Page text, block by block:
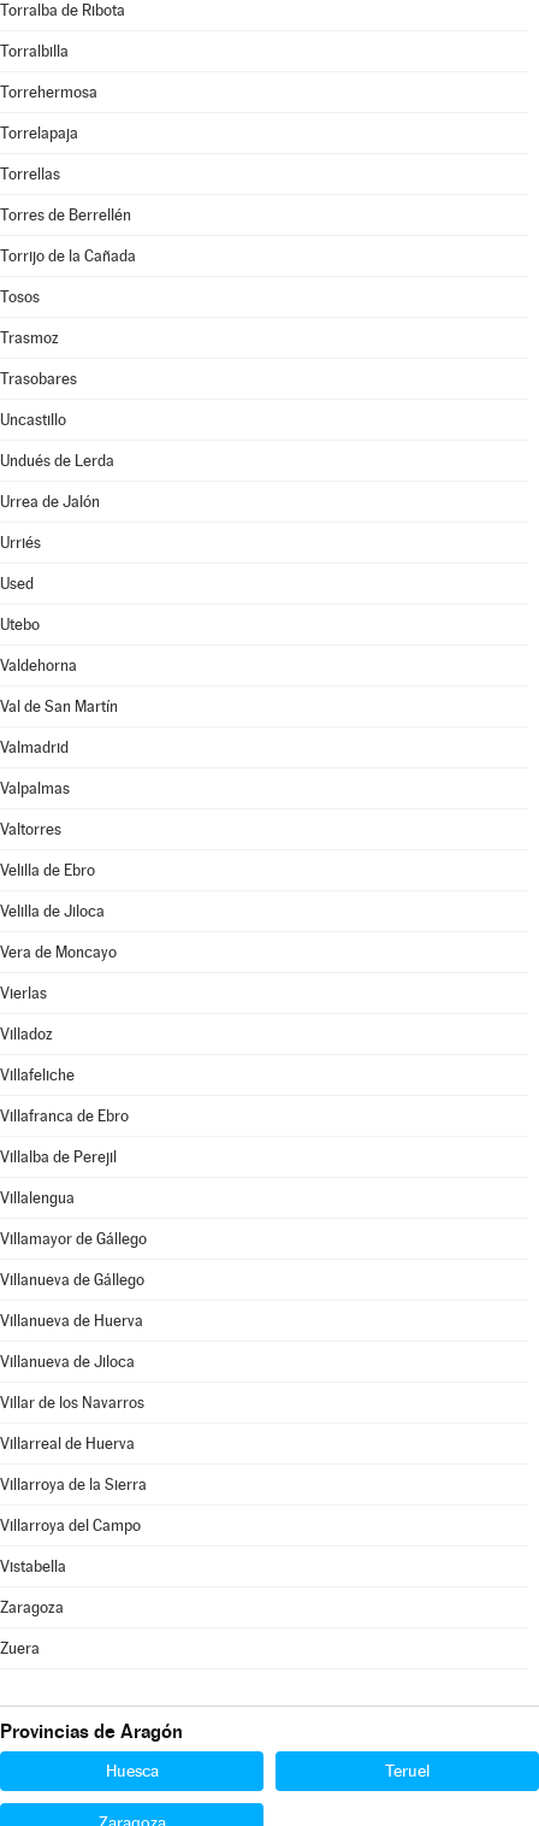
Torralba de Ribota
Torralbilla
Torrehermosa
Torrelapaja
Torrellas
Torres de Berrellén
Torrijo de la Cañada
Tosos
Trasmoz
Trasobares
Uncastillo
Undués de Lerda
Urrea de Jalón
Urriés
Used
Utebo
Valdehorna
Val de San Martín
Valmadrid
Valpalmas
Valtorres
Velilla de Ebro
Velilla de Jiloca
Vera de Moncayo
Vierlas
Villadoz
Villafeliche
Villafranca de Ebro
Villalba de Perejil
Villalengua
Villamayor de Gállego
Villanueva de Gállego
Villanueva de Huerva
Villanueva de Jiloca
Villar de los Navarros
Villarreal de Huerva
Villarroya de la Sierra
Villarroya del Campo
Vistabella
Zaragoza
Zuera
Provincias de Aragón
Huesca Teruel